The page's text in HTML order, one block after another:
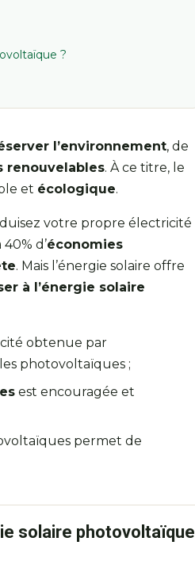
?
l’environnement, de
renouvelables. À ce titre, le
et écologique.
votre propre électricité
d’économies
. Mais l’énergie solaire offre
à l’énergie solaire
obtenue par
photovoltaïques ;
est encouragée et
permet de
solaire photovoltaïque